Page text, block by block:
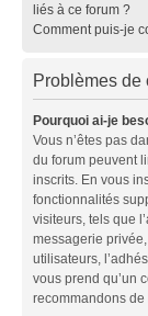
liés à ce forum ?
Comment puis-je
Problèmes de
Pourquoi ai-je
Vous n’êtes pas
du forum peuvent
inscrits. En vous
fonctionnalités
visiteurs, tels que
messagerie
utilisateurs,
vous prend qu’un
recommandons de